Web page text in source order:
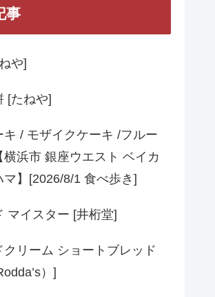
事
や]
[たねや]
キ / モザイクケーキ /フルー
横浜市 銀座ウエスト ベイカ
マ】[2026/8/1 食べ歩き]
マイスター [井桁堂]
クリーム ショートブレッド
）]